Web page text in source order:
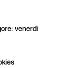
venerdì